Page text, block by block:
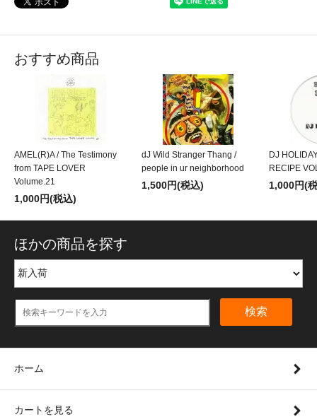
おすすめ商品
AMEL(R)A / The Testimony
from TAPE LOVER
Volume.21
1,000円(税込)
dJ Wild Stranger Thang /
people in ur neighborhood
1,500円(税込)
DJ
RECIPE
1,000円(
ほかの商品を探す
検索
ホーム
カートを見る